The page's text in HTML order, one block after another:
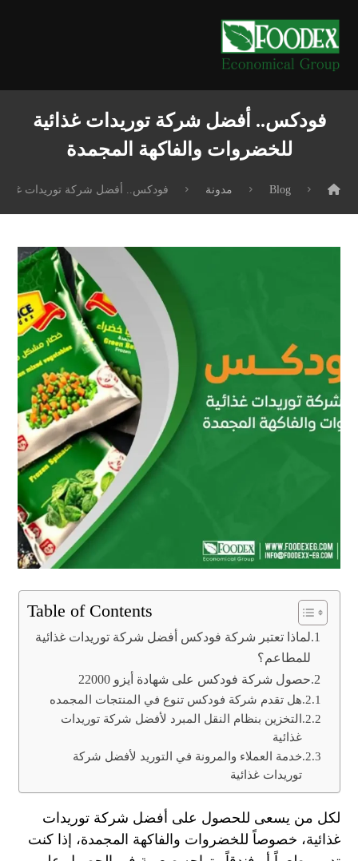
فودكس.. أفضل شركة توريدات غذائية
للخضروات والفاكهة المجمدة
Blog مدونة فودكس.. أفضل شركة توريدات
Table of Contents
لماذا تعتبر شركة فودكس أفضل شركة توريدات غذائية
للمطاعم؟
حصول شركة فودكس على شهادة أيزو 22000
هل تقدم شركة فودكس تنوع في المنتجات المجمده
التخزين بنظام النقل المبرد لأفضل شركة توريدات
غذائية
خدمة العملاء والمرونة في التوريد لأفضل شركة
توريدات غذائية
لكل من يسعى للحصول على أفضل شركة توريدات
غذائية، خصوصاً للخضروات والفاكهة المجمدة، إذا كنت